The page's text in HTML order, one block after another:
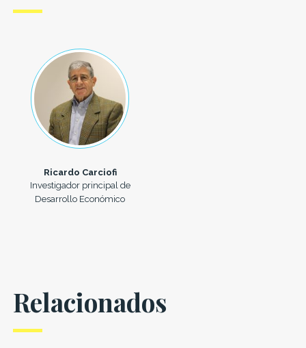
Ricardo Carciofi
Investigador principal de
Desarrollo Económico
Relacionados